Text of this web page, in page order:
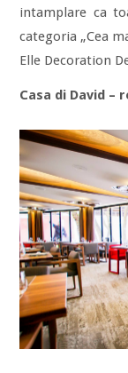
intamplare ca
categoria „Cea
Elle Decoration
Casa di David –